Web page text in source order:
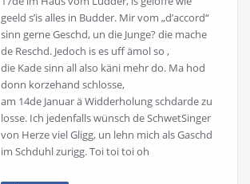
geeld s’is alles in Budder. Mir vom „d’accord“
sinn gerne Geschd, un die Junge? die mache
de Reschd. Jedoch is es uff ämol so ,
die Kade sinn all also käni mehr do. Ma hod
donn korzehand schlosse,
am 14de Januar ä Widderholung schdarde zu
losse. Ich jedenfalls wünsch de SchwetSinger
von Herze viel Gligg, un lehn mich als Gaschd
im Schduhl zurigg. Toi toi toi oh